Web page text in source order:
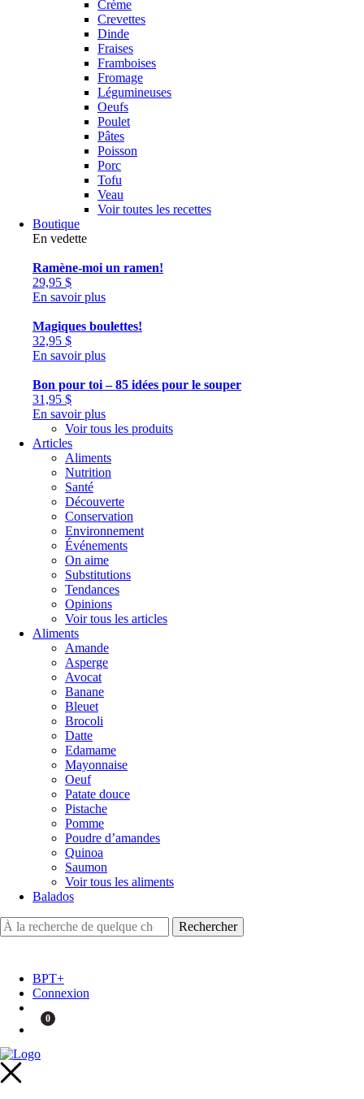
Crème
Crevettes
Dinde
Fraises
Framboises
Fromage
Légumineuses
Oeufs
Poulet
Pâtes
Poisson
Porc
Tofu
Veau
Voir toutes les recettes
Boutique
En vedette
Ramène-moi un ramen!
29,95 $
En savoir plus
Magiques boulettes!
32,95 $
En savoir plus
Bon pour toi – 85 idées pour le souper
31,95 $
En savoir plus
Voir tous les produits
Articles
Aliments
Nutrition
Santé
Découverte
Conservation
Environnement
Événements
On aime
Substitutions
Tendances
Opinions
Voir tous les articles
Aliments
Amande
Asperge
Avocat
Banane
Bleuet
Brocoli
Datte
Edamame
Mayonnaise
Oeuf
Patate douce
Pistache
Pomme
Poudre d’amandes
Quinoa
Saumon
Voir tous les aliments
Balados
BPT+
Connexion
0